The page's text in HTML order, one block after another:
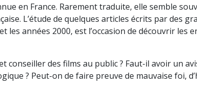
en France. Rarement traduite, elle semble
L’étude de quelques articles écrits par des
les années 2000, est l’occasion de découvrir les
des films au public ? Faut-il avoir un
? Peut-on de faire preuve de mauvaise foi,